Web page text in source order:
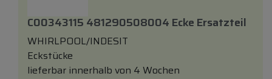
C00343115 481290508004 Ecke Ersatzteil
WHIRLPOOL/INDESIT
Eckstücke
lieferbar innerhalb von 4 Wochen